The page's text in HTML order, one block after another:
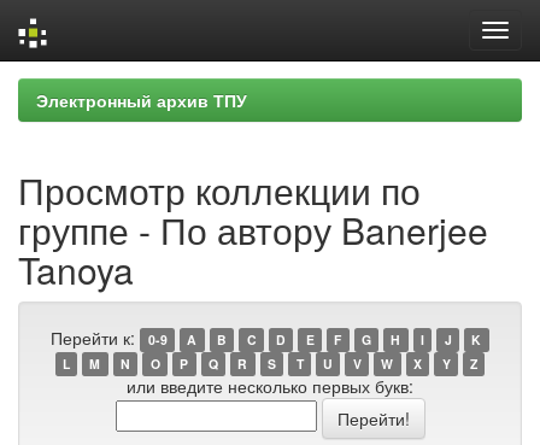
Skip
navigation
Электронный архив ТПУ
Просмотр коллекции по
группе - По автору Banerjee
Tanoya
Перейти к: 0-9 A B C D E F G H I J
K
L
M N O P Q R S T U V W X Y Z
или введите несколько первых букв: